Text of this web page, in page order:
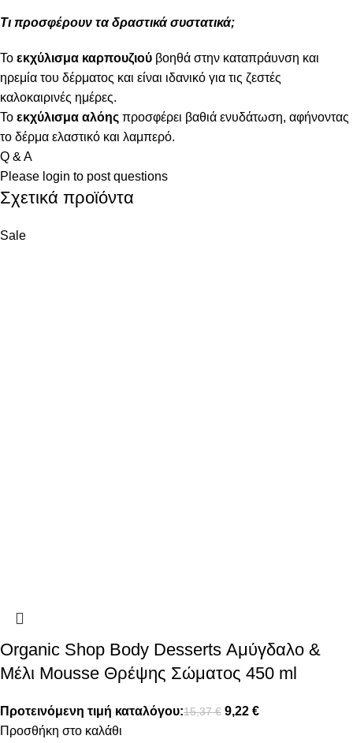
Τι προσφέρουν τα δραστικά συστατικά;
Το εκχύλισμα καρπουζιού βοηθά στην καταπράυνση και
ηρεμία του δέρματος και είναι ιδανικό για τις ζεστές
καλοκαιρινές ημέρες.
Το εκχύλισμα αλόης προσφέρει βαθιά ενυδάτωση, αφήνοντας
το δέρμα ελαστικό και λαμπερό.
Q & A
Please login to post questions
Σχετικά προϊόντα
Sale
Organic Shop Body Desserts Αμύγδαλο &
Μέλι Mousse Θρέψης Σώματος 450 ml
Προτεινόμενη τιμή καταλόγου:15,37€ 9,22 €
Προσθήκη στο καλάθι